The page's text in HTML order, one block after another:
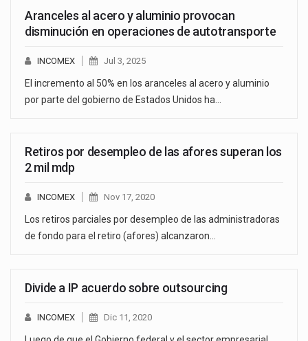
Aranceles al acero y aluminio provocan
disminución en operaciones de autotransporte
INCOMEX Jul 3, 2025
El incremento al 50% en los aranceles al acero y aluminio
por parte del gobierno de Estados Unidos ha…
Retiros por desempleo de las afores superan los
2 mil mdp
INCOMEX Nov 17, 2020
Los retiros parciales por desempleo de las administradoras
de fondo para el retiro (afores) alcanzaron…
Divide a IP acuerdo sobre outsourcing
INCOMEX Dic 11, 2020